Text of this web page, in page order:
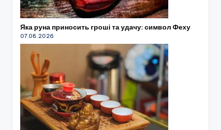
Яка руна приносить гроші та удачу: символ Феху
07.08.2026